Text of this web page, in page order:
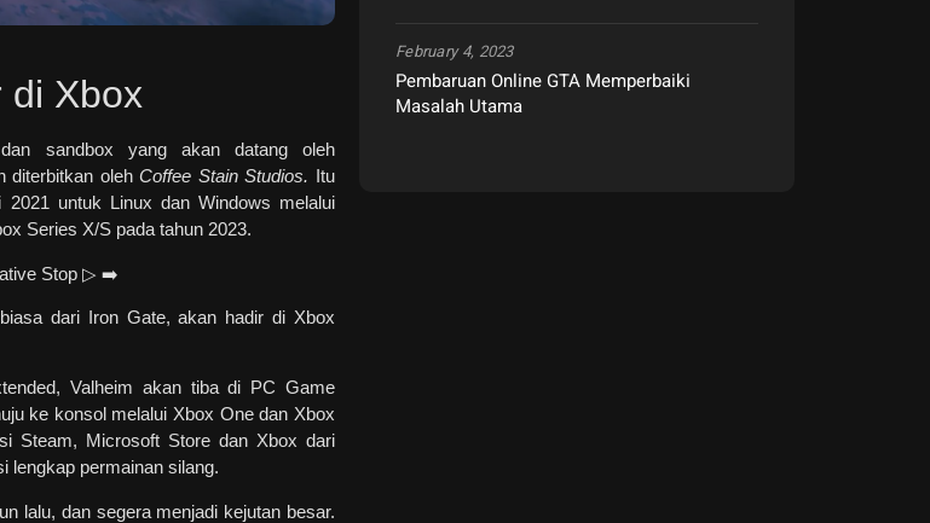
di Xbox
sandbox yang akan datang oleh
diterbitkan olehCoffee Stain Studios. Itu
untuk Linux dan Windows melalui
Series X/S pada tahun 2023.
dari Iron Gate, akan hadir di Xbox
Valheim akan tiba di PC Game
ke konsol melalui Xbox One dan Xbox
Steam, Microsoft Store dan Xbox dari
lengkap permainan silang.
lalu, dan segera menjadi kejutan besar.
Pembaruan Online GTA Memperbaiki
Masalah Utama
February 4, 2023